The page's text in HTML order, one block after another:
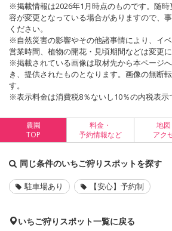
※掲載情報は2026年1月時点のものです。随
容が変更となっている場合がありますので、
ください。
※自然災害の影響やその他諸事情により、イ
営業時間、植物の開花・見頃期間などは変更に
※掲載されている画像は取材先から本ページ
き、提供されたものとなります。画像の無断
す。
※表示料金は消費税8％ないし10％の内税表示
農園
TOP
料金・
予約情報など
地図
アク
同じ条件のいちご狩りスポットを探す
駐車場あり 【安心】予約制
いちご狩りスポット一覧に戻る